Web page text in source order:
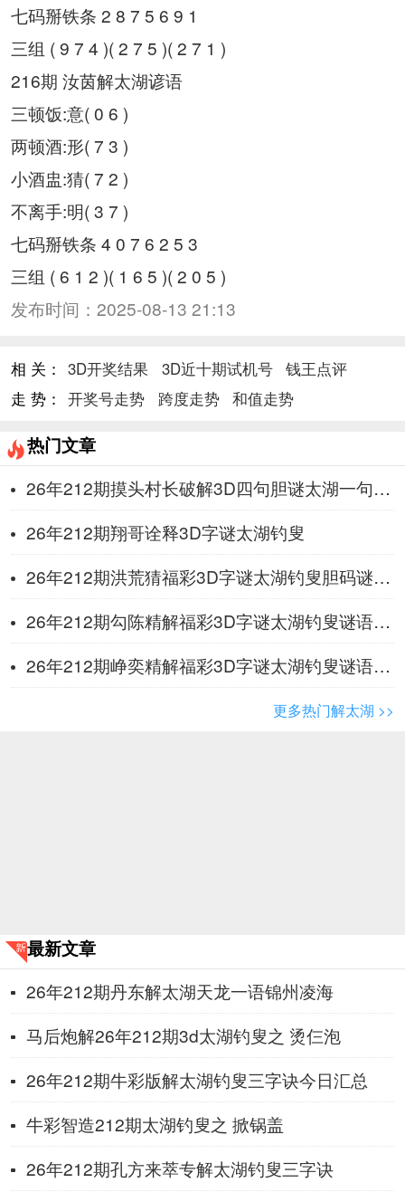
七码掰铁条 2 8 7 5 6 9 1
三组 ( 9 7 4 )( 2 7 5 )( 2 7 1 )
216期 汝茵解太湖谚语
三顿饭:意( 0 6 )
两顿酒:形( 7 3 )
小酒盅:猜( 7 2 )
不离手:明( 3 7 )
七码掰铁条 4 0 7 6 2 5 3
三组 ( 6 1 2 )( 1 6 5 )( 2 0 5 )
发布时间： 2025-08-13 21:13
相 关： 3D开奖结果 3D近十期试机号
钱王点评
走 势： 开奖号走势 跨度走势 和值走势
热门文章
26年212期摸头村长破解3D四句胆谜太湖一句定三码 ​掀锅盖
26年212期翔哥诠释3D字谜太湖钓叟
26年212期洪荒猜福彩3D字谜太湖钓叟胆码谜 拿油条
26年212期勾陈精解福彩3D字谜太湖钓叟谜语第三句话 拇食指
26年212期峥奕精解福彩3D字谜太湖钓叟谜语第三句话 ​掀锅盖
更多热门解太湖 >>
最新文章
26年212期丹东解太湖天龙一语锦州凌海
马后炮解26年212期3d太湖钓叟之 烫仨泡
26年212期牛彩版解太湖钓叟三字诀今日汇总
牛彩智造212期太湖钓叟之 ​掀锅盖
26年212期孔方来萃专解太湖钓叟三字诀